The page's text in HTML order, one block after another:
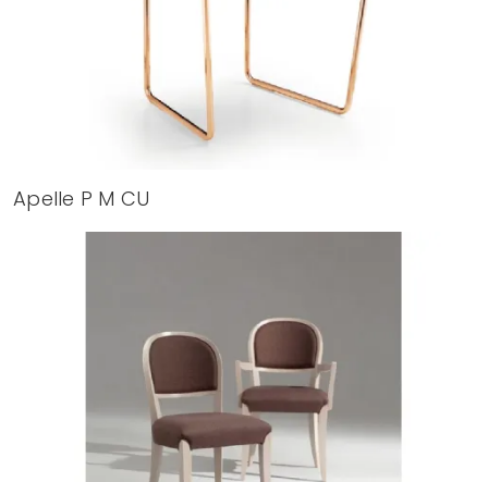
Apelle P M CU